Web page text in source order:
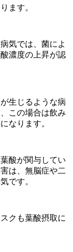
ます。
気では、菌によ
濃度の上昇が認
生じるような病
この場合は飲み
なります。
酸が関与してい
は、無脳症や二
です。
クも葉酸摂取に